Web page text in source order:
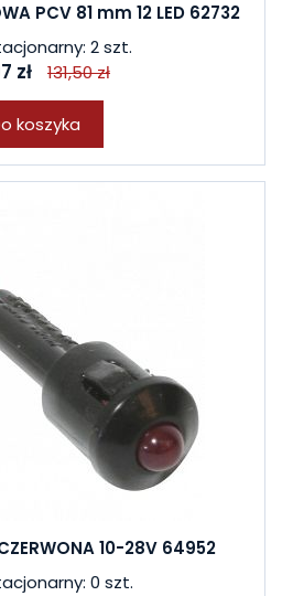
PCV 81 mm 12 LED 62732
2 szt.
zł 131,50 zł
koszyka
10-28V 64952
0 szt.